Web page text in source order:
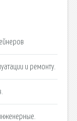
и ремонту.